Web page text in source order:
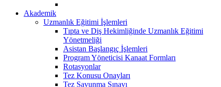
Akademik
Uzmanlık Eğitimi İşlemleri
Tıpta ve Diş Hekimliğinde Uzmanlık Eğitimi
Yönetmeliği
Asistan Başlangıç İşlemleri
Program Yöneticisi Kanaat Formları
Rotasyonlar
Tez Konusu Onayları
Tez Savunma Sınavı